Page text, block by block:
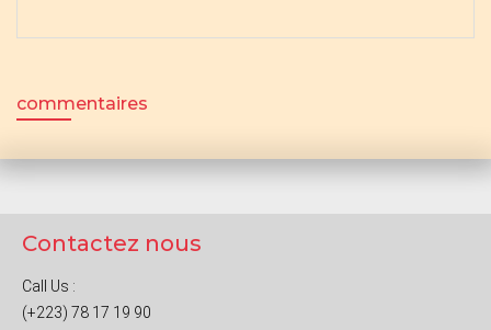
commentaires
Contactez nous
Call Us :
(+223) 78 17 19 90